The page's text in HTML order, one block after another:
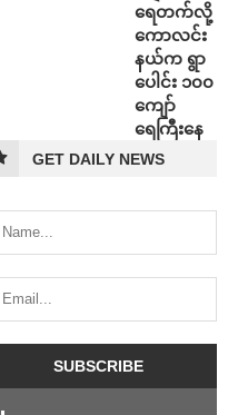
ရေတက်လို့
ကောလင်း
နယ်က ရွာ
ပေါင်း ၁၀၀
ကျော်
ရေကြီးနေ
GET DAILY NEWS